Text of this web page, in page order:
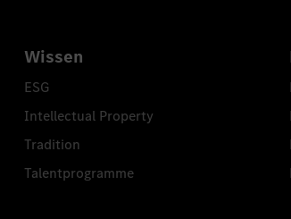
Wissen
ESG
Intellectual Property
Tradition
Talentprogramme